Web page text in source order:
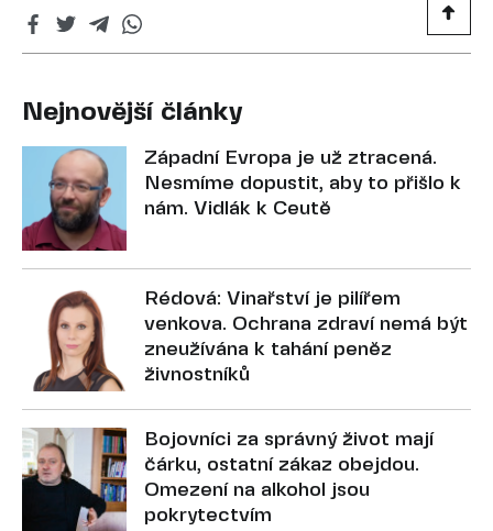
Nejnovější články
Západní Evropa je už ztracená.
Nesmíme dopustit, aby to přišlo k
nám. Vidlák k Ceutě
Rédová: Vinařství je pilířem
venkova. Ochrana zdraví nemá být
zneužívána k tahání peněz
živnostníků
Bojovníci za správný život mají
čárku, ostatní zákaz obejdou.
Omezení na alkohol jsou
pokrytectvím